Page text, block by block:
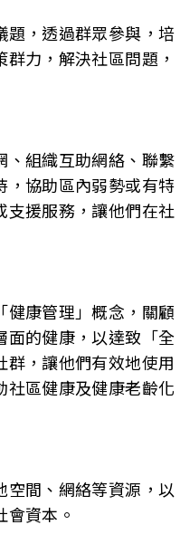
題，透過群眾參與，培
力，解決社區問題，
、組織互助網絡、聯繫
，協助區內弱勢或有特
支援服務，讓他們在社
健康管理」概念，關顧
面的健康，以達致「全
群，讓他們有效地使用
社區健康及健康老齡化
間、網絡等資源，以
會資本。